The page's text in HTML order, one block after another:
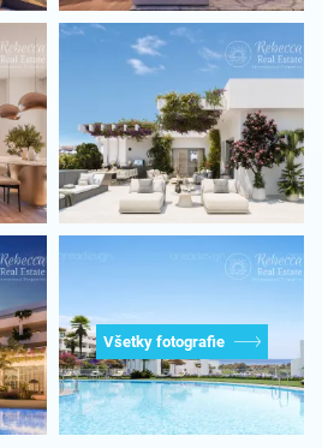
Všetky fotografie